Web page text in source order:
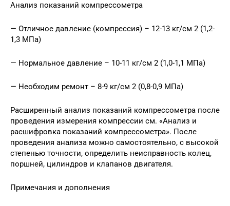
Анализ показаний компрессометра
— Отличное давление (компрессия) – 12-13 кг/см 2 (1,2-
1,3 МПа)
— Нормальное давление – 10-11 кг/см 2 (1,0-1,1 МПа)
— Необходим ремонт – 8-9 кг/см 2 (0,8-0,9 МПа)
Расширенный анализ показаний компрессометра после
проведения измерения компрессии см. «Анализ и
расшифровка показаний компрессометра». После
проведения анализа можно самостоятельно, с высокой
степенью точности, определить неисправность колец,
поршней, цилиндров и клапанов двигателя.
Примечания и дополнения